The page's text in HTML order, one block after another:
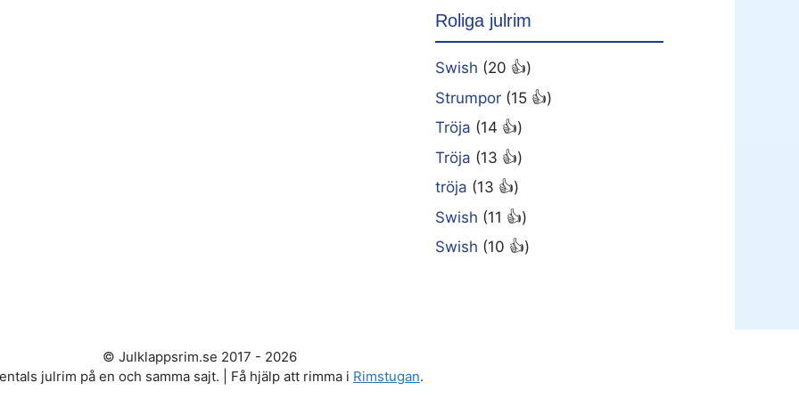
Roliga julrim
Swish (20 👍)
Strumpor (15 👍)
Tröja (14 👍)
Tröja (13 👍)
tröja (13 👍)
Swish (11 👍)
Swish (10 👍)
© Julklappsrim.se 2017 - 2026
julrim på en och samma sajt. | Få hjälp att rimma i Rimstugan.